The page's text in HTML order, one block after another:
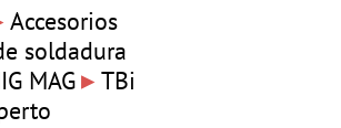
Accesorios
soldadura
MAG▸ TBi